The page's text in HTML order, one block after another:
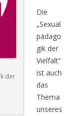
der
Die
„Sexual
pädago
gik der
Vielfalt“
ist auch
das
Thema
unseres